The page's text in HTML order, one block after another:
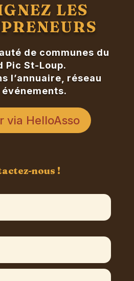
LES
de communes du
Pic St-Loup.
l’annuaire, réseau
via HelloAsso
nous !